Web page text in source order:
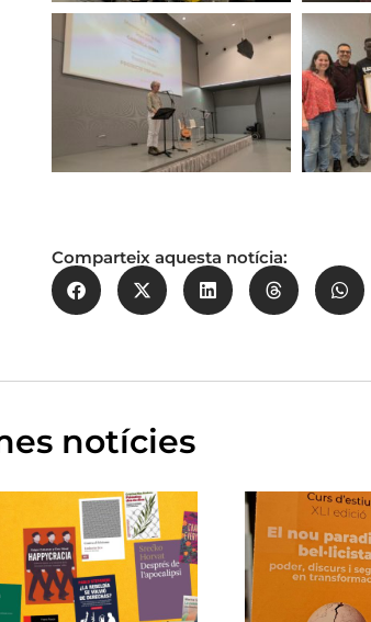
Comparteix aquesta notícia:
notícies